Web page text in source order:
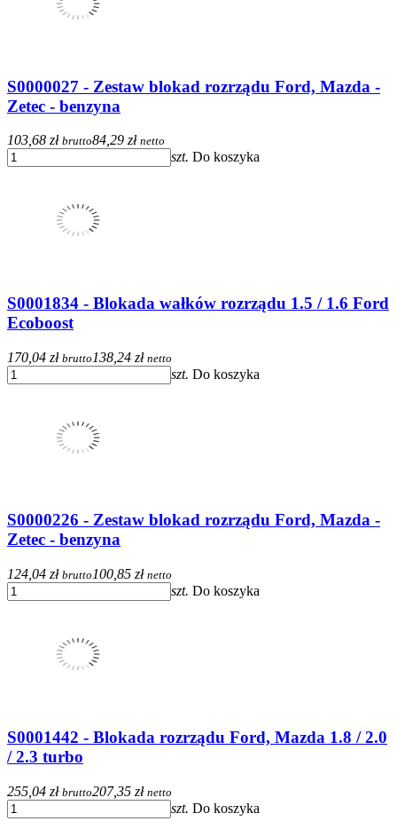
S0000027 - Zestaw blokad rozrządu Ford, Mazda -
Zetec - benzyna
103,68 zł brutto84,29 zł netto
szt. Do koszyka
S0001834 - Blokada wałków rozrządu 1.5 / 1.6 Ford
Ecoboost
170,04 zł brutto 138,24 zł netto
szt. Do koszyka
S0000226 - Zestaw blokad rozrządu Ford, Mazda -
Zetec - benzyna
124,04 zł brutto 100,85 zł netto
szt. Do koszyka
S0001442 - Blokada rozrządu Ford, Mazda 1.8 / 2.0
/ 2.3 turbo
255,04 zł brutto207,35 zł netto
szt. Do koszyka